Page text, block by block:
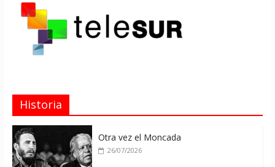
Historia
Otra vez el Moncada
26/07/2026